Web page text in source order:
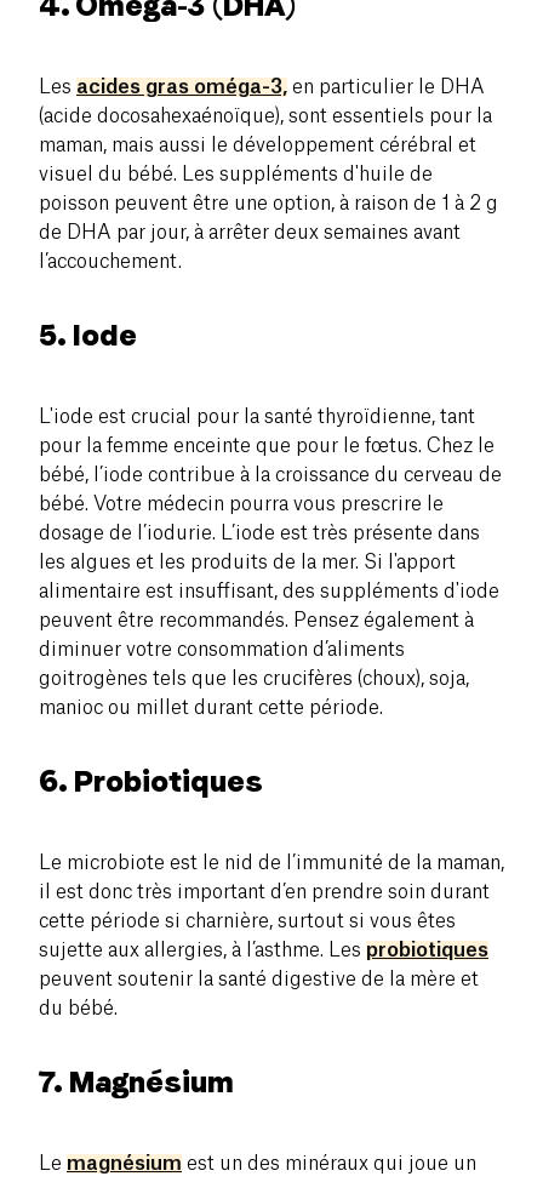
Les acides gras oméga-3, en particulier le DHA
(acide docosahexaénoïque), sont essentiels pour la
maman, mais aussi le développement cérébral et
visuel du bébé. Les suppléments d'huile de
poisson peuvent être une option, à raison de 1 à 2 g
de DHA par jour, à arrêter deux semaines avant
l’accouchement.
5. Iode
L'iode est crucial pour la santé thyroïdienne, tant
pour la femme enceinte que pour le fœtus. Chez le
bébé, l’iode contribue à la croissance du cerveau de
bébé. Votre médecin pourra vous prescrire le
dosage de l’iodurie. L’iode est très présente dans
les algues et les produits de la mer. Si l'apport
alimentaire est insuffisant, des suppléments d'iode
peuvent être recommandés. Pensez également à
diminuer votre consommation d’aliments
goitrogènes tels que les crucifères (choux), soja,
manioc ou millet durant cette période.
6. Probiotiques
Le microbiote est le nid de l’immunité de la maman,
il est donc très important d’en prendre soin durant
cette période si charnière, surtout si vous êtes
sujette aux allergies, à l’asthme. Les probiotiques
peuvent soutenir la santé digestive de la mère et
du bébé.
7. Magnésium
Le magnésium est un des minéraux qui joue un